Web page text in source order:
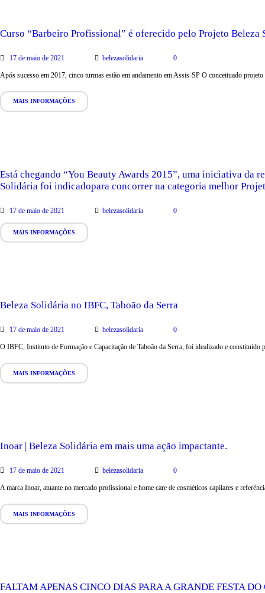
Curso “Barbeiro Profissional” é oferecido pelo Projeto Beleza
17 de maio de 2021 belezasolidaria 0
Após sucesso em 2017, cinco turmas estão em andamento em Assis-SP O conceituado
MAIS INFORMAÇÕES
Está chegando “You Beauty Awards 2015”, uma iniciativa da
Solidária foi indicadopara concorrer na categoria melhor
17 de maio de 2021 belezasolidaria 0
MAIS INFORMAÇÕES
Beleza Solidária no IBFC, Taboão da Serra
17 de maio de 2021 belezasolidaria 0
O IBFC, Instituto de Formação e Capacitação de Taboão da Serra, foi idealizado e
MAIS INFORMAÇÕES
Inoar | Beleza Solidária em mais uma ação impactante.
17 de maio de 2021 belezasolidaria 0
A marca Inoar, atuante no mercado profissional e home care de cosméticos capilares e
MAIS INFORMAÇÕES
FALTAM APENAS CINCO DIAS PARA A GRANDE FESTA